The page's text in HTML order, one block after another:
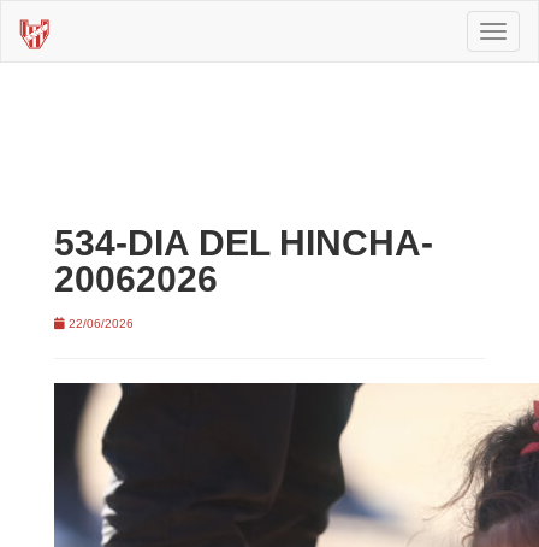
534-DIA DEL HINCHA-
20062026
22/06/2026